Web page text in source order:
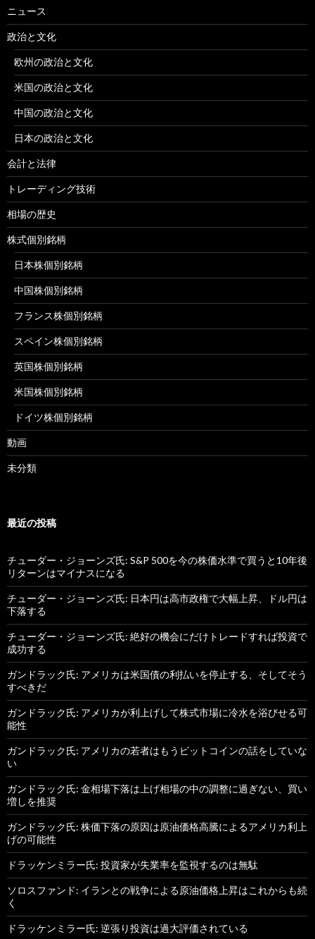
ニュース
政治と文化
欧州の政治と文化
米国の政治と文化
中国の政治と文化
日本の政治と文化
会計と法律
トレーディング技術
相場の歴史
株式個別銘柄
日本株個別銘柄
中国株個別銘柄
フランス株個別銘柄
スペイン株個別銘柄
英国株個別銘柄
米国株個別銘柄
ドイツ株個別銘柄
動画
未分類
最近の投稿
チューダー・ジョーンズ氏: S&P 500を今の株価水準で買うと10年後
リターンはマイナスになる
チューダー・ジョーンズ氏: 日本円は高市政権で大幅上昇、ドル円は
下落する
チューダー・ジョーンズ氏: 絶好の機会にだけトレードすれば投資で
成功する
ガンドラック氏: アメリカは米国債の利払いを停止する、そしてそう
すべきだ
ガンドラック氏: アメリカが利上げして株式市場に冷水を浴びせる可
能性
ガンドラック氏: アメリカの若者はもうビットコインの話をしていな
い
ガンドラック氏: 金相場下落は上げ相場の中の調整に過ぎない、買い
増しを推奨
ガンドラック氏: 株価下落の原因は原油価格高騰によるアメリカ利上
げの可能性
ドラッケンミラー氏: 投資家が失業率を監視するのは無駄
ソロスファンド: イランとの戦争による原油価格上昇はこれからも続
く
ドラッケンミラー氏: 逆張り投資は過大評価されている